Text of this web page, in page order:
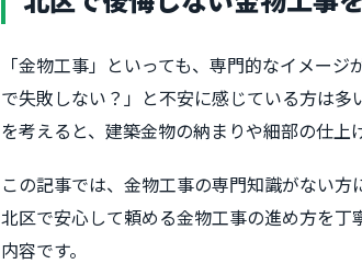
「金物工事」といっても、専門的なイメー
で失敗しない？」と不安に感じている方は
を考えると、建築金物の納まりや細部の仕上
この記事では、金物工事の専門知識がない
北区で安心して頼める金物工事の進め方を
内容です。